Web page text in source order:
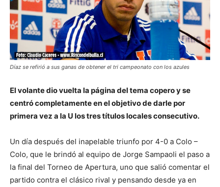
Díaz se refirió a sus ganas de obtener el tri campeonato con los azules
El volante dio vuelta la página del tema copero y se
centró completamente en el objetivo de darle por
primera vez a la U los tres títulos locales consecutivo.
Un día después del inapelable triunfo por 4-0 a Colo –
Colo, que le brindó al equipo de Jorge Sampaoli el paso a
la final del Torneo de Apertura, uno que salió comentar el
partido contra el clásico rival y pensando desde ya en